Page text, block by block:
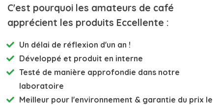
C'est pourquoi les amateurs de café
apprécient les produits Eccellente :
Un délai de réflexion d'un an !
Développé et produit en interne
Testé de manière approfondie dans notre
laboratoire
Meilleur pour l'environnement & garantie du prix le